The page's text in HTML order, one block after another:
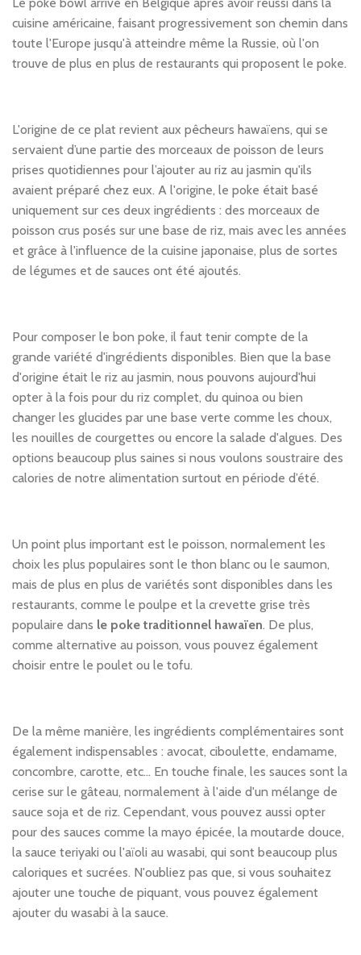
cuisine américaine, faisant progressivement son chemin dans
toute l'Europe jusqu'à atteindre même la Russie, où l'on
trouve de plus en plus de restaurants qui proposent le poke.
L'origine de ce plat revient aux pêcheurs hawaïens, qui se
servaient d’une partie des morceaux de poisson de leurs
prises quotidiennes pour l’ajouter au riz au jasmin qu'ils
avaient préparé chez eux. A l'origine, le poke était basé
uniquement sur ces deux ingrédients : des morceaux de
poisson crus posés sur une base de riz, mais avec les années
et grâce à l'influence de la cuisine japonaise, plus de sortes
de légumes et de sauces ont été ajoutés.
Pour composer le bon poke, il faut tenir compte de la
grande variété d'ingrédients disponibles. Bien que la base
d'origine était le riz au jasmin, nous pouvons aujourd'hui
opter à la fois pour du riz complet, du quinoa ou bien
changer les glucides par une base verte comme les choux,
les nouilles de courgettes ou encore la salade d'algues. Des
options beaucoup plus saines si nous voulons soustraire des
calories de notre alimentation surtout en période d’été.
Un point plus important est le poisson, normalement les
choix les plus populaires sont le thon blanc ou le saumon,
mais de plus en plus de variétés sont disponibles dans les
restaurants, comme le poulpe et la crevette grise très
populaire dans le poke traditionnel hawaïen. De plus,
comme alternative au poisson, vous pouvez également
choisir entre le poulet ou le tofu.
De la même manière, les ingrédients complémentaires sont
également indispensables : avocat, ciboulette, endamame,
concombre, carotte, etc... En touche finale, les sauces sont la
cerise sur le gâteau, normalement à l'aide d'un mélange de
sauce soja et de riz. Cependant, vous pouvez aussi opter
pour des sauces comme la mayo épicée, la moutarde douce,
la sauce teriyaki ou l'aïoli au wasabi, qui sont beaucoup plus
caloriques et sucrées. N'oubliez pas que, si vous souhaitez
ajouter une touche de piquant, vous pouvez également
ajouter du wasabi à la sauce.